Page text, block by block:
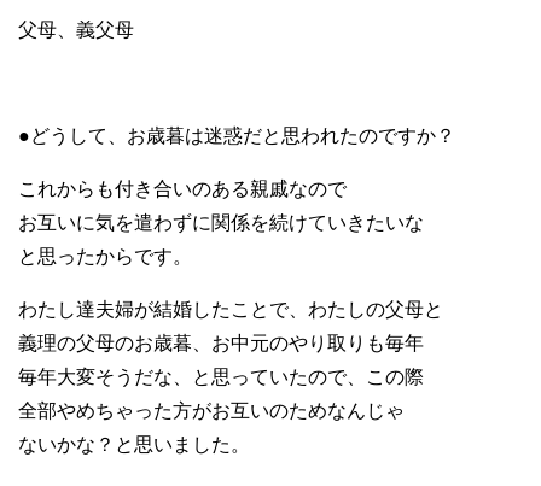
父母、義父母
●どうして、お歳暮は迷惑だと思われたのですか？
これからも付き合いのある親戚なので
お互いに気を遣わずに関係を続けていきたいな
と思ったからです。
わたし達夫婦が結婚したことで、わたしの父母と
義理の父母のお歳暮、お中元のやり取りも毎年
毎年大変そうだな、と思っていたので、この際
全部やめちゃった方がお互いのためなんじゃ
ないかな？と思いました。